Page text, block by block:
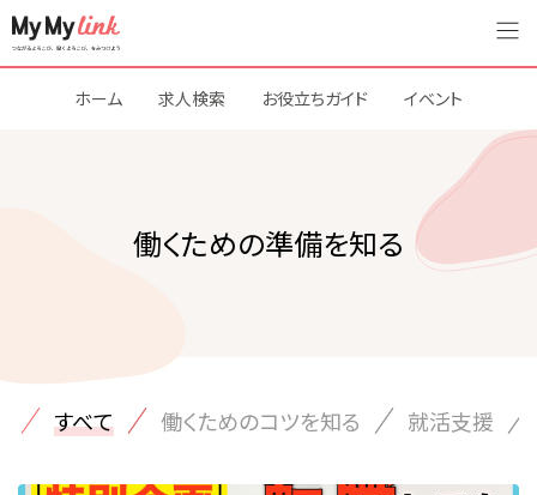
ホーム 求人検索 お役立ちガイド イベント
働くための準備を知る
すべて 働くためのコツを知る 就活支援